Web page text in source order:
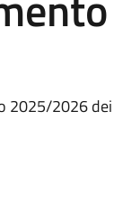
2025/2026